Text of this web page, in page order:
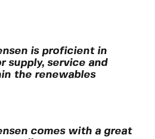
is proficient in
supply, service and
the renewables
comes with a great